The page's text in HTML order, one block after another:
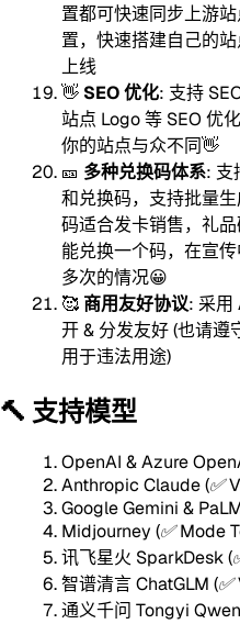
置都可快速同步上游
置，快速搭建自己的
上线
👋 SEO 优化: 支持
站点 Logo 等 SEO 优
你的站点与众不同👋
🎫 多种兑换码体系: 支
和兑换码，支持批量
码适合发卡销售，礼
能兑换一个码，在宣
多次的情况😀
🥰 商用友好协议: 采用
开 & 分发友好 (也请
用于违法用途)
🔨 支持模型
OpenAI & Azure
Anthropic Claude(✅
Google Gemini &
Midjourney (✅ Mode
讯飞星火 SparkDesk
智谱清言 ChatGLM (✅
通义千问 Tongyi Qwen